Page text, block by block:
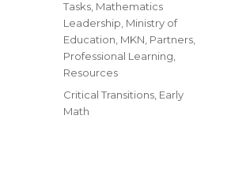
Tasks Mathematics
Leadership Ministry of
Education MKN Partners
Professional Learning
Resources
Tags
Critical Transitions Early
Math